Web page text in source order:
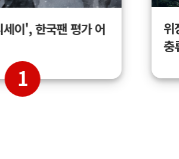
이', 한국팬 평가 어
1
위
충